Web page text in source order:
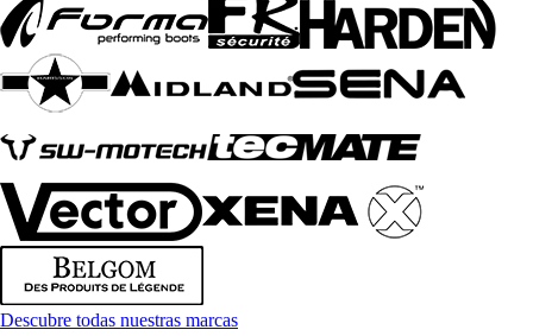
Descubre todas nuestras marcas